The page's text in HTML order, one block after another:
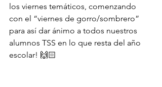
los viernes temáticos, comenzando
con el “viernes de gorro/sombrero”
para así dar ánimo a todos nuestros
alumnos TSS en lo que resta del año
escolar! 🙌🏻